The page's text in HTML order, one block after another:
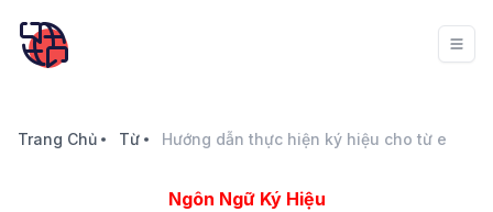
Trang Chủ Từ Hướng dẫn thực hiện ký hiệu cho từ e
Ngôn Ngữ Ký Hiệu